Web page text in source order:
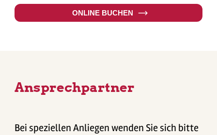
ONLINE BUCHEN
Ansprechpartner
Bei speziellen Anliegen wenden Sie sich bitte